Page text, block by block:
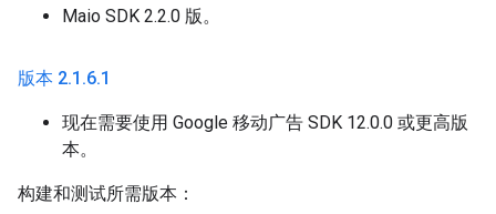
Maio SDK 2.2.0 版。
版本 2.1 .6.1
现在需要使用 Google 移动广告 SDK 12.0.0 或更高版
本。
构建和测试所需版本：